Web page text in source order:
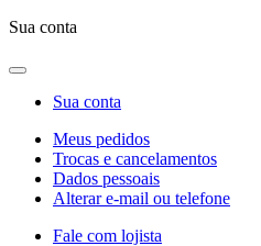
Sua conta
Sua conta
Meus pedidos
Trocas e cancelamentos
Dados pessoais
Alterar e-mail ou telefone
Fale com lojista